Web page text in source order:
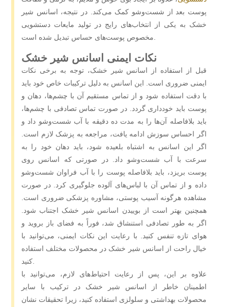
پوست بعد از شست‌وشو کمک می‌کند. در نتیجه، اسانس شیر
خشک به یکی از انتخاب‌های رایج در تولید مایعات دستشویی
نکات ایمنی اسانس شیر خشک
قبل از استفاده از اسانس شیر خشک، توجه به برخی نکات
ایمنی ضروری است. این اسانس به دلیل ترکیبات خاص خود باید
با دقت استفاده شود و از تماس مستقیم آن با چشم‌ها، دهان و
پوست باید خودداری گردد. در صورت تماس تصادفی با چشم‌ها،
باید بلافاصله آن‌ها را به مدت ده دقیقه با آب شست‌وشو داد و
اگر احساس سوزش ادامه یافت، مراجعه به پزشک لازم است.
اگر این اسانس به اشتباه بلعیده شود، باید دهان خود را به
سرعت با آب شست‌وشو داد. در صورتی که اسانس روی
پوست بریزد، باید بلافاصله پوست را با آب فراوان شست‌وشو
داده و از تماس آن با لباس‌های آلوده جلوگیری کرد. در صورت
مشاهده هرگونه آسیب پوستی، مشاوره پزشکی ضروری است.
همچنین بهتر است از بوییدن اسانس شیر خشک اجتناب شود.
اگر به طور تصادفی استنشاق شد، فوراً به فضای باز بروید و
هوای تازه تنفس کنید. با رعایت این نکات ایمنی، می‌توانید با
خیال راحت از اسانس شیر خشک در محصولات مختلف استفاده
علاوه بر این، پس از رعایت احتیاط‌های لازم، می‌توانید با
اطمینان خاطر از اسانس شیر خشک در ترکیب با سایر
محصولات بهداشتی و سلولزی استفاده کنید، زیرا تحقیقات نشان